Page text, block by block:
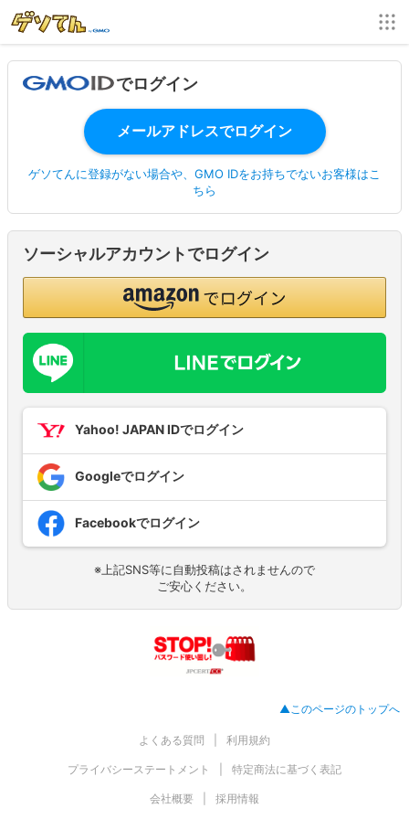
でログイン
ゲソてんに登録がない場合や、GMO IDをお持ちでないお客様はこ
ちら
ソーシャルアカウントでログイン
Yahoo! JAPAN IDでログイン
Googleでログイン
Facebookでログイン
※上記SNS等に自動投稿はされませんので
ご安心ください。
▲このページのトップへ
よくある質問 利用規約
プライバシーステートメント 特定商法に基づく表記
会社概要 採用情報